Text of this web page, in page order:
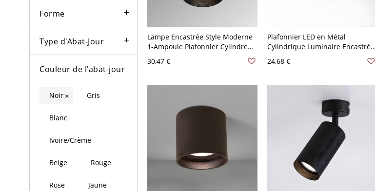
Forme
Type d'Abat-Jour
Couleur de l'abat-jour
Noir × Gris
Blanc
Ivoire/Crème
Beige Rouge
Rose Jaune
Lampe Encastrée Style Moderne
1-Ampoule Plafonnier Cylindre
en Aluminium - Noir 110 V-120 V
11,43 cm
30,47 €
Plafonnier LED en Métal
Cylindrique Luminaire Encastré
Noir 110 V-120 V 6,35 cm Blanc
24,68 €